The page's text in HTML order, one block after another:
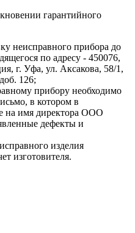
гарантийного
неисправного прибора до
по адресу - 450076,
г. Уфа, ул. Аксакова, 58/1,
126;
прибору необходимо
в котором в
на имя директора ООО
дефекты и
изделия
изготовителя.